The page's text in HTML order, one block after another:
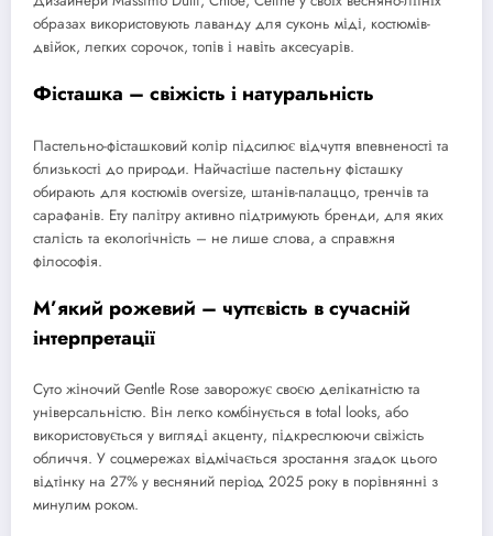
образах використовують лаванду для суконь міді, костюмів-
двійок, легких сорочок, топів і навіть аксесуарів.
Фісташка – свіжість і натуральність
Пастельно-фісташковий колір підсилює відчуття впевненості та
близькості до природи. Найчастіше пастельну фісташку
обирають для костюмів oversize, штанів-палаццо, тренчів та
сарафанів. Ету палітру активно підтримують бренди, для яких
сталість та екологічність – не лише слова, а справжня
філософія.
М’який рожевий – чуттєвість в сучасній
інтерпретації
Суто жіночий Gentle Rose заворожує своєю делікатністю та
універсальністю. Він легко комбінується в total looks, або
використовується у вигляді акценту, підкреслюючи свіжість
обличчя. У соцмережах відмічається зростання згадок цього
відтінку на 27% у весняний період 2025 року в порівнянні з
минулим роком.